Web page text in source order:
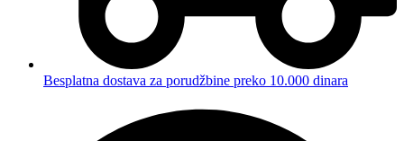
Besplatna dostava za porudžbine preko 10.000 dinara